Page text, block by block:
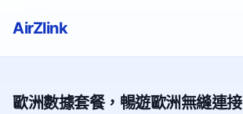
AirZlink
歐洲數據套餐，暢遊歐洲無縫連接